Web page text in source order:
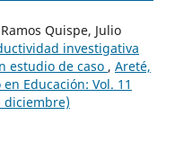
Quispe, Julio
investigativa
estudio de caso , Areté,
Educación: Vol. 11
diciembre)